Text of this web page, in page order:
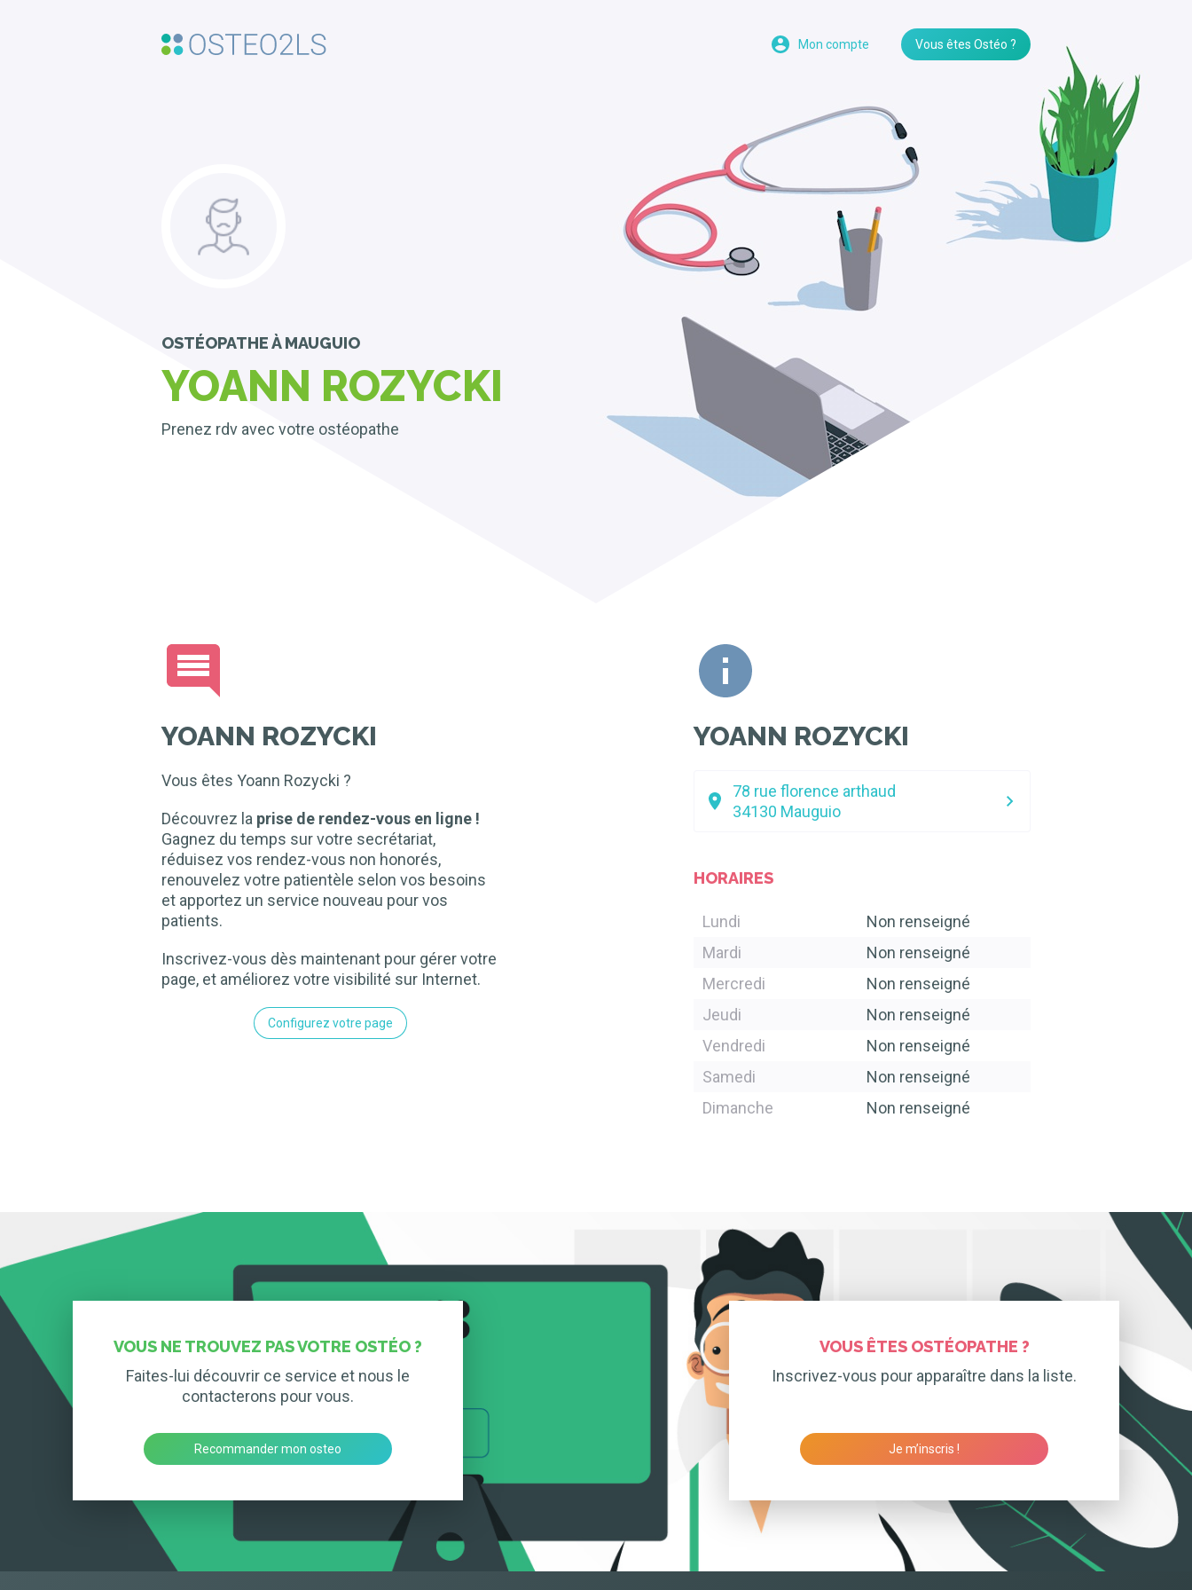
Mon compte Vous êtes Ostéo ?
OSTÉOPATHEÀ MAUGUIO
YOANN ROZYCKI
Prenez rdv avec votre ostéopathe
YOANN ROZYCKI
Vous êtes Yoann Rozycki ?
Découvrez la prise de rendez-vous en ligne !
Gagnez du temps sur votre secrétariat,
réduisez vos rendez-vous non honorés,
renouvelez votre patientèle selon vos besoins
et apportez un service nouveau pour vos
patients.
Inscrivez-vous dès maintenant pour gérer votre
page, et améliorez votre visibilité sur Internet.
Configurez votre page
YOANN ROZYCKI
78 rue florence arthaud
34130 Mauguio
HORAIRES
Lundi
Non renseigné
Mardi
Non renseigné
Mercredi
Non renseigné
Jeudi
Non renseigné
Vendredi
Non renseigné
Samedi
Non renseigné
Dimanche
Non renseigné
VOUS NE TROUVEZ PAS VOTRE OSTÉO ?
Faites-lui découvrir ce service et nous le
contacterons pour vous.
Recommander mon osteo
VOUS ÊTES OSTÉOPATHE ?
Inscrivez-vous pour apparaître dans la liste.
Je m’inscris !